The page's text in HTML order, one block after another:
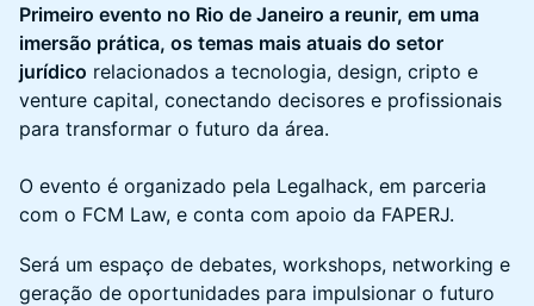
Primeiro evento no Rio de Janeiro a reunir, em uma
imersão prática, os temas mais atuais do setor
jurídico relacionados a tecnologia, design, cripto e
venture capital, conectando decisores e profissionais
para transformar o futuro da área.
O evento é organizado pela Legalhack, em parceria
com o FCM Law, e conta com apoio da FAPERJ.
Será um espaço de debates, workshops, networking e
geração de oportunidades para impulsionar o futuro